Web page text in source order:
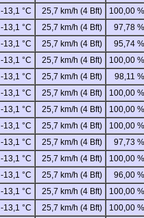
-13,1 °C 25,7 km/h (4 Bft)
100,00 %
-13,1 °C 25,7 km/h (4 Bft)
97,78 %
-13,1 °C 25,7 km/h (4 Bft)
95,74 %
-13,1 °C 25,7 km/h (4 Bft)
100,00 %
-13,1 °C 25,7 km/h (4 Bft)
98,11 %
-13,1 °C 25,7 km/h (4 Bft)
100,00 %
-13,1 °C 25,7 km/h (4 Bft)
100,00 %
-13,1 °C 25,7 km/h (4 Bft)
100,00 %
-13,1 °C 25,7 km/h (4 Bft)
97,73 %
-13,1 °C 25,7 km/h (4 Bft)
100,00 %
-13,1 °C 25,7 km/h (4 Bft)
96,00 %
-13,1 °C 25,7 km/h (4 Bft)
100,00 %
-13,1 °C 25,7 km/h (4 Bft)
100,00 %